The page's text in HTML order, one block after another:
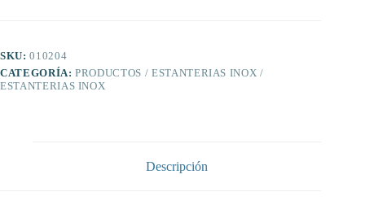
SKU:010204
CATEGORÍA:PRODUCTOS / ESTANTERIAS INOX /
ESTANTERIAS INOX
Descripción